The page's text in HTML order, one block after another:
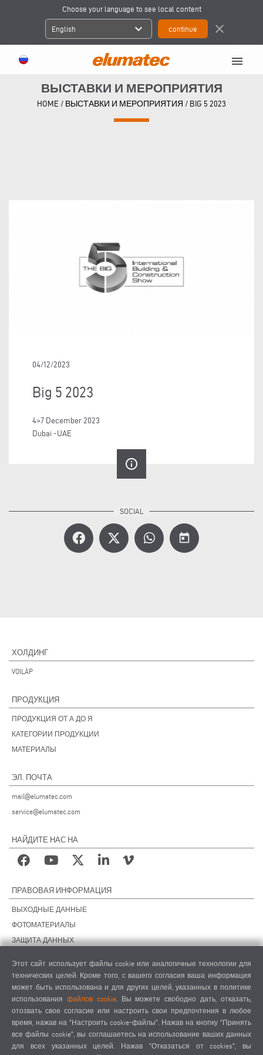
Choose your language to see local content
English expand_more close
menu
ВЫСТАВКИ И МЕРОПРИЯТИЯ
HOME / ВЫСТАВКИ И МЕРОПРИЯТИЯ / BIG 5 2023
04/12/2023
Big 5 2023
4>7 December 2023
Dubai -UAE
info_outline
today
ХОЛДИНГ
VOILÀP
ПРОДУКЦИЯ
ПРОДУКЦИЯ ОТ А ДО Я
КАТЕГОРИИ ПРОДУКЦИИ
МАТЕРИАЛЫ
ЭЛ. ПОЧТА
mail@elumatec.com
service@elumatec.com
НАЙДИТЕ НАС НА
ПРАВОВАЯ ИНФОРМАЦИЯ
ВЫХОДНЫЕ ДАННЫЕ
ФОТОМАТЕРИАЛЫ
ЗАЩИТА ДАННЫХ
ОБЩИЕ УСЛОВИЯ СДЕЛОК
ОБЩИЕ УСЛОВИЯ ПРОДАЖИ
НАСТРОЙКИ COOKIES
КОДЕКС ПОВЕДЕНИЯ ПОСТАВЩИКОВ
Этот сайт использует файлы cookie или аналогичные технологии для
технических целей. Кроме того, с вашего согласия ваша информация
может быть использована и для других целей, указанных в политике
использования файлов cookie. Вы можете свободно дать, отказать,
отозвать свое согласие или настроить свои предпочтения в любое
время, нажав на "Настроить cookie-файлы". Нажав на кнопку "Принять
все файлы cookie", вы соглашаетесь на использование ваших данных
для всех указанных целей. Нажав "Отказаться от cookies", вы